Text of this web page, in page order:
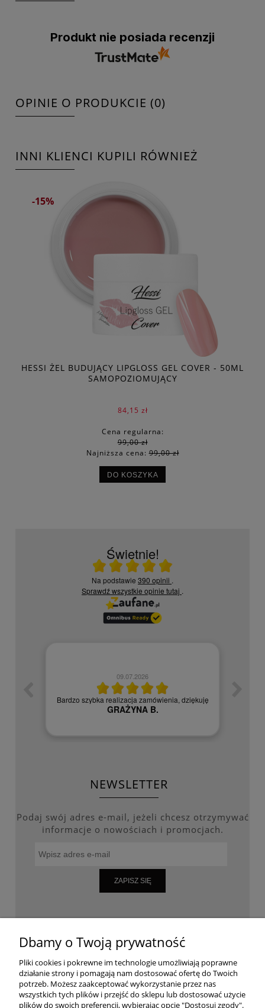
Produkt nie posiada recenzji
OPINIE O PRODUKCIE (0)
INNI KLIENCI KUPILI RÓWNIEŻ
-15%
HESSI ŻEL BUDUJĄCY LIPGLOSS GEL COVER - 50ML
SAMOPOZIOMUJĄCY
84,15 zł
Cena regularna:
99,00 zł
Najniższa cena:99,00 zł
DO KOSZYKA
Świetnie!
Ocena średnia 5 na 5
Na podstawie 390 opinii .
Sprawdź wszystkie opinie tutaj .
09.07.2026
Bardzo szybka realizacja zamówienia, dziękuję
GRAŻYNA B.
NEWSLETTER
Podaj swój adres e-mail, jeżeli chcesz otrzymywać
informacje o nowościach i promocjach.
ZAPISZ SIĘ
WARUNKI ZAKUPÓW
MOJE KONTO
Dbamy o Twoją prywatność
Pliki cookies i pokrewne im technologie umożliwiają poprawne
działanie strony i pomagają nam dostosować ofertę do Twoich
potrzeb. Możesz zaakceptować wykorzystanie przez nas
wszystkich tych plików i przejść do sklepu lub dostosować użycie
plików do swoich preferencji, wybierając opcję "Dostosuj zgody".